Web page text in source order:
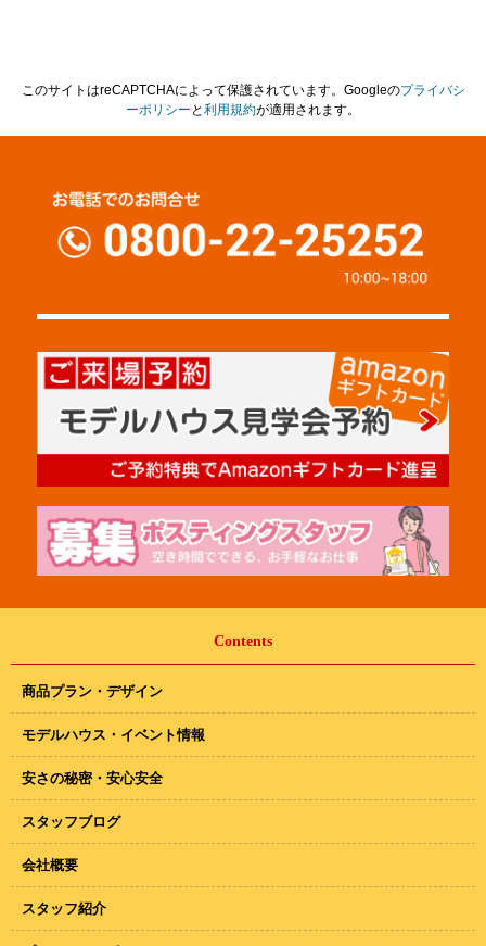
このサイトはreCAPTCHAによって保護されています。Googleのプライバシ
ーポリシー と利用規約が適用されます。
Contents
商品プラン・デザイン
モデルハウス・イベント情報
安さの秘密・安心安全
スタッフブログ
会社概要
スタッフ紹介